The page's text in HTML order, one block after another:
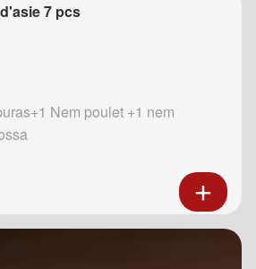
7 pcs
Nem poulet +1 nem